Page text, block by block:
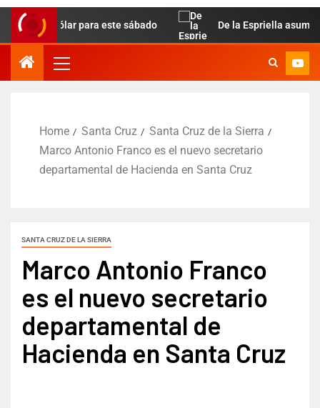
del dólar para este sábado De la Espriella asume en
Home Santa Cruz
Santa Cruz de la Sierra
Marco Antonio Franco es el nuevo secretario
departamental de Hacienda en Santa Cruz
SANTA CRUZ DE LA SIERRA
Marco Antonio Franco
es el nuevo secretario
departamental de
Hacienda en Santa Cruz